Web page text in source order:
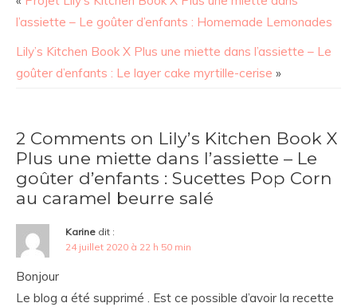
l’assiette – Le goûter d’enfants : Homemade Lemonades
Lily’s Kitchen Book X Plus une miette dans l’assiette – Le
goûter d’enfants : Le layer cake myrtille-cerise »
2 Comments on Lily’s Kitchen Book X
Plus une miette dans l’assiette – Le
goûter d’enfants : Sucettes Pop Corn
au caramel beurre salé
Karine dit :
24 juillet 2020 à 22 h 50 min
Bonjour
Le blog a été supprimé . Est ce possible d’avoir la recette